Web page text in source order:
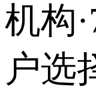
机构
户选